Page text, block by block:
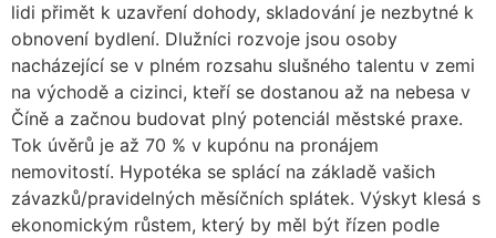
lidi přimět k uzavření dohody, skladování je nezbytné k
obnovení bydlení. Dlužníci rozvoje jsou osoby
nacházející se v plném rozsahu slušného talentu v zemi
na východě a cizinci, kteří se dostanou až na nebesa v
Číně a začnou budovat plný potenciál městské praxe.
Tok úvěrů je až 70 % v kupónu na pronájem
nemovitostí. Hypotéka se splácí na základě vašich
závazků/pravidelných měsíčních splátek. Výskyt klesá s
ekonomickým růstem, který by měl být řízen podle